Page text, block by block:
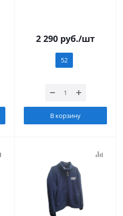
2 290 руб./шт
52
В корзину